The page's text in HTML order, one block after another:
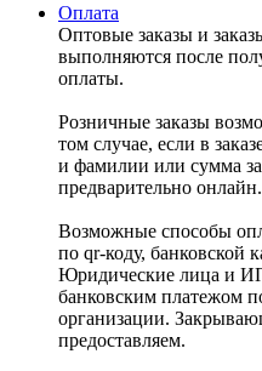
Оплата
Оптовые заказы и
выполняются после
оплаты.
Розничные заказы
том случае, если в
и фамилии или сумма
предварительно онлайн.
Возможные способы
по qr-коду, банковской
Юридические лица и ИП
банковским платежом
организации.
предоставляем.